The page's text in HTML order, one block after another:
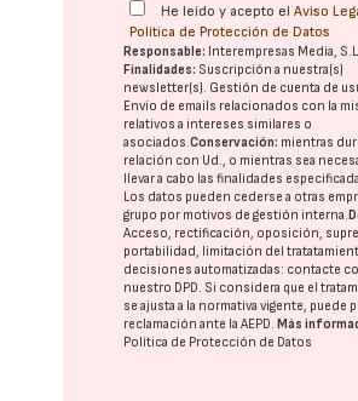
He leído y acepto elAviso
Política de Protección de Datos
Responsable: Interempresas Media,
Finalidades: Suscripción a nuestra(s)
newsletter(s). Gestión de cuenta de
Envío de emails relacionados con la
relativos a intereses similares o
asociados.Conservación: mientras
relación con Ud., o mientras sea
llevar a cabo las finalidades
Los datos pueden cederse a otras
grupo por motivos de gestión interna.
Acceso, rectificación, oposición,
portabilidad, limitación del
decisiones automatizadas: contacte
nuestro DPD . Si considera que el
se ajusta a la normativa vigente, puede
reclamación ante laAEPD .Más
Política de Protección de Datos